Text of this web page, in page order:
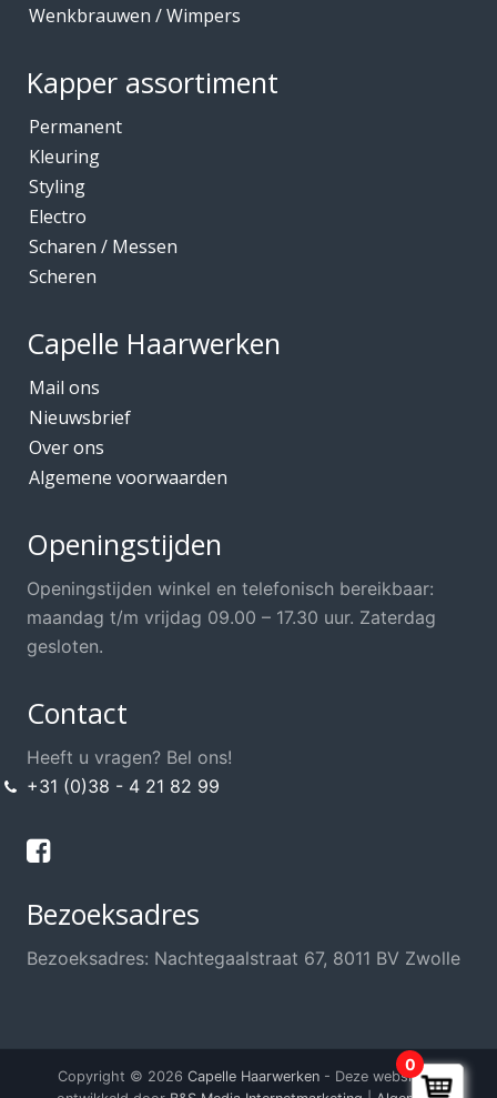
Keratine Producten
Mediceuticals bij Chemo
Mediceuticals bij Haarherstel/verzorging
Mediceuticals bij Haaruitval
Meubels Voor Kapsalon
Mobiele Kapper
Mutsjes *Opruiming*
Mutsjes / Hoeden / Petten
Nieuw in ons assortiment
Ontharen
Opsteek Materialen
Permanent
Scheren
Shampoo's / Conditioner
Sint / Kerstman / Funwig
Thuis knippen?
Wenkbrauwen / Wimpers
Kapper assortiment
Permanent
Kleuring
Styling
Electro
Scharen / Messen
Scheren
Capelle Haarwerken
Mail ons
Nieuwsbrief
Over ons
Algemene voorwaarden
Openingstijden
Openingstijden winkel en telefonisch bereikbaar:
maandag t/m vrijdag 09.00 – 17.30 uur. Zaterdag
gesloten.
Contact
Heeft u vragen? Bel ons!
+31 (0)38 - 4 21 82 99
Bezoeksadres
Bezoeksadres: Nachtegaalstraat 67, 8011 BV Zwolle
Copyright © 2026 Capelle Haarwerken- Deze website is
0